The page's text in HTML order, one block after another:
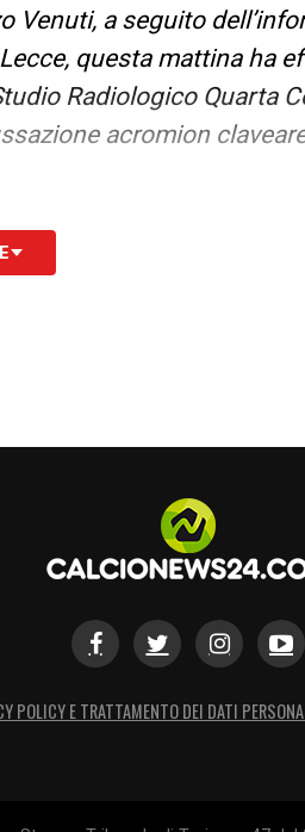
Venuti, a seguito
questa mattina ha
Radiologico Quarta
acromion
POLICY E TRATTAMENTO DEI DATI